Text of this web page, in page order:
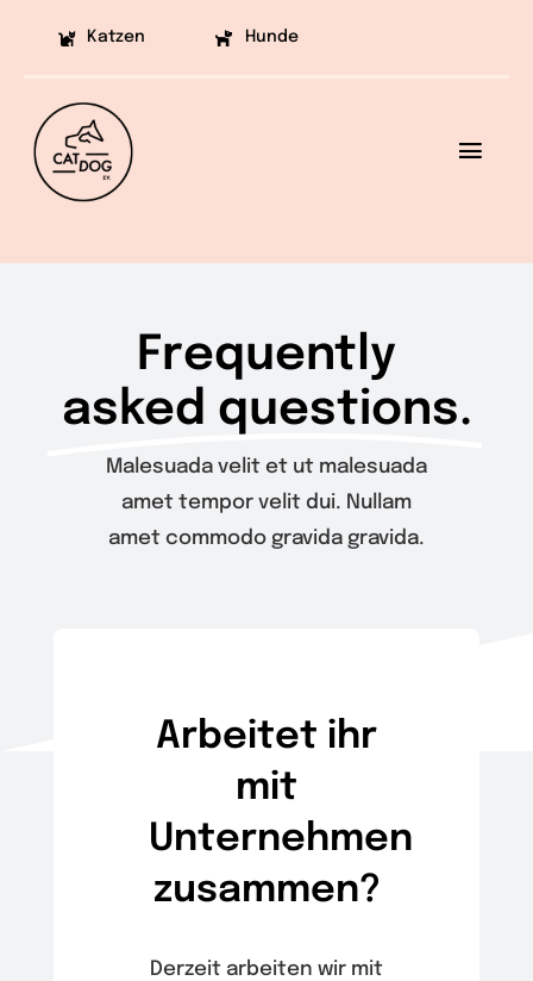
Katzen Hunde
Helfen
Vermittlung
Frequently
asked questions.
Malesuada velit et ut malesuada
amet tempor velit dui. Nullam
amet commodo gravida gravida.
Arbeitet ihr
mit
Unternehmen
zusammen?
Derzeit arbeiten wir mit